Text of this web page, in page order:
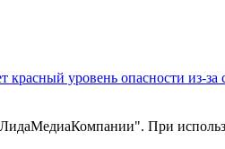
красный уровень опасности из-
При